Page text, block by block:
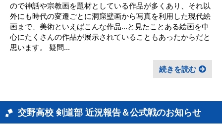
ので神話や宗教画を題材としている作品が多くあり、それ以
外にも時代の変遷ごとに洞窟壁画から写真を利用した現代絵
画まで、美術といえばこんな作品...と見たことある絵画を中
心にたくさんの作品が展示されていることもあったからだと
思います。 疑問...
続きを読む
交野高校 剣道部 近況報告＆公式戦のお知らせ